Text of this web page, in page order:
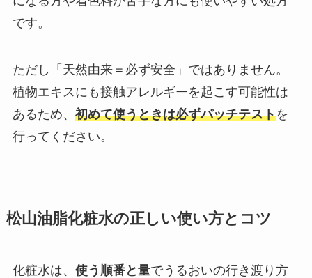
です。
ただし「天然由来＝必ず安全」ではありません。
植物エキスにも接触アレルギーを起こす可能性は
あるため、 初めて使うときは必ずパッチテストを
行ってください。
松山油脂化粧水の正しい使い方とコツ
化粧水は、 使う順番と量でうるおいの行き渡り方